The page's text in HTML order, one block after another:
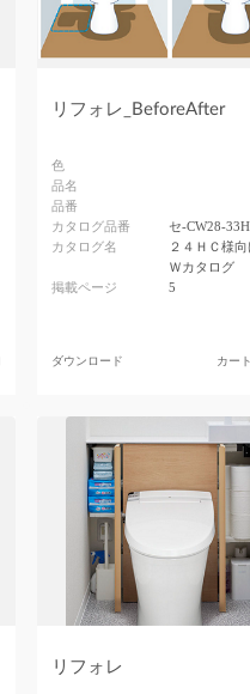
リフォレ_BeforeAfter
色
品名
品番
カタログ品番
セ-CW28-33H
カタログ名
２４ＨＣ様
Ｗカタログ
掲載ページ
5
ダウンロード カー
リフォレ